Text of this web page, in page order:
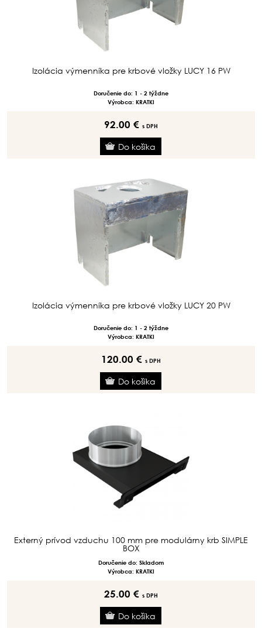
Izolácia výmenníka pre krbové vložky LUCY 16 PW
Doručenie do: 1 - 2 týždne
Výrobca: KRATKI
92.00 € s DPH
Izolácia výmenníka pre krbové vložky LUCY 20 PW
Doručenie do: 1 - 2 týždne
Výrobca: KRATKI
120.00 € s DPH
Externý prívod vzduchu 100 mm pre modulárny krb SIMPLE
BOX
Doručenie do: Skladom
Výrobca: KRATKI
25.00 € s DPH